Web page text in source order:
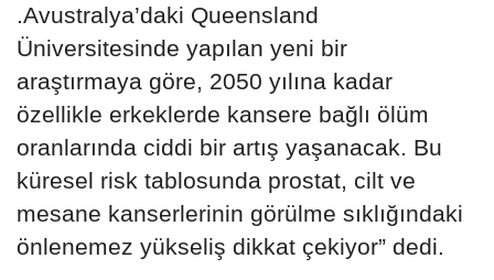
.Avustralya’daki Queensland
Üniversitesinde yapılan yeni bir
araştırmaya göre, 2050 yılına kadar
özellikle erkeklerde kansere bağlı ölüm
oranlarında ciddi bir artış yaşanacak. Bu
küresel risk tablosunda prostat, cilt ve
mesane kanserlerinin görülme sıklığındaki
önlenemez yükseliş dikkat çekiyor” dedi.